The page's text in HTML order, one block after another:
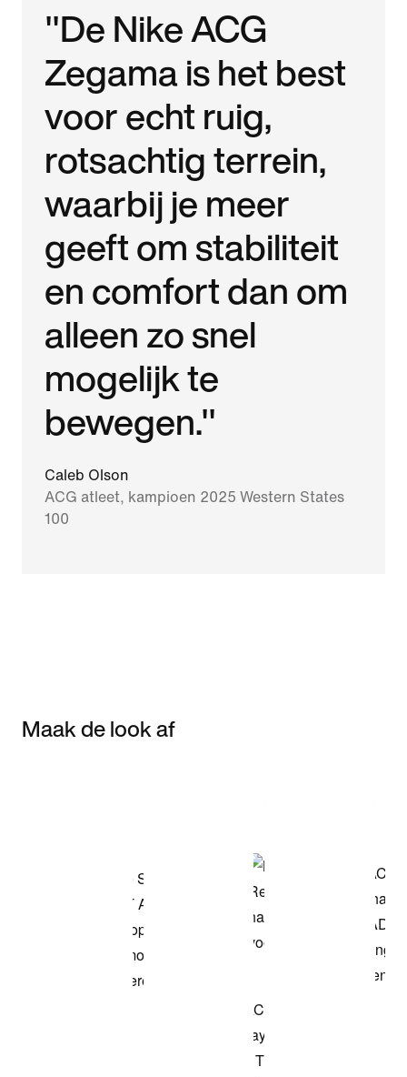
"De Nike ACG
Zegama is het best
voor echt ruig,
rotsachtig terrein,
waarbij je meer
geeft om stabiliteit
en comfort dan om
alleen zo snel
mogelijk te
bewegen."
Caleb Olson
ACG atleet, kampioen 2025 Western States
100
Maak de look af